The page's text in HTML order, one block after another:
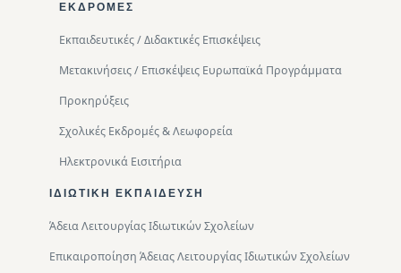
ΕΚΔΡΟΜΈΣ
Εκπαιδευτικές / Διδακτικές Επισκέψεις
Μετακινήσεις / Επισκέψεις Ευρωπαϊκά Προγράμματα
Προκηρύξεις
Σχολικές Εκδρομές & Λεωφορεία
Ηλεκτρονικά Εισιτήρια
ΙΔΙΩΤΙΚΉ ΕΚΠΑΊΔΕΥΣΗ
Άδεια Λειτουργίας Ιδιωτικών Σχολείων
Επικαιροποίηση Άδειας Λειτουργίας Ιδιωτικών Σχολείων